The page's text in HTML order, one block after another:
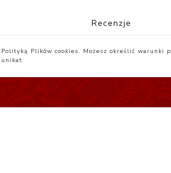
Recenzje
Plików cookies. Możesz określić warunki